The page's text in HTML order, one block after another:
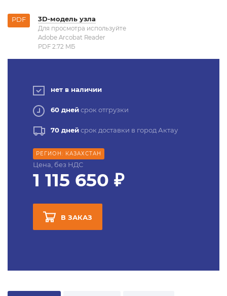
PDF 3D-модель узла
Для просмотра используйте
Adobe Arcobat Reader
PDF 2.72 MБ
нет в наличии
60 днейсрок отгрузки
70 днейсрок доставки в город Актау
РЕГИОН: КАЗАХСТАН
Цена, без НДС
1 115 650 ₽
В ЗАКАЗ